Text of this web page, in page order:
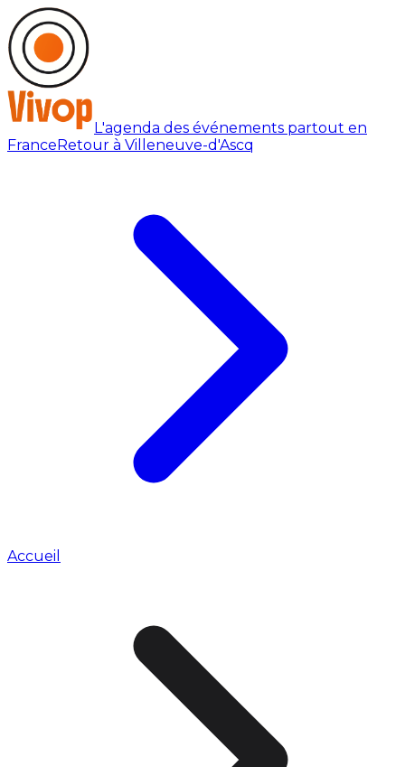
L'agenda des événements partout en
FranceRetour à Villeneuve-d'Ascq
Accueil